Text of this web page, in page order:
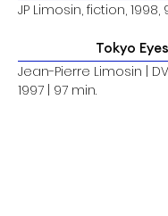
JP Limosin, fiction,
Tokyo
Jean-Pierre Limosin |
1997 | 97 min.